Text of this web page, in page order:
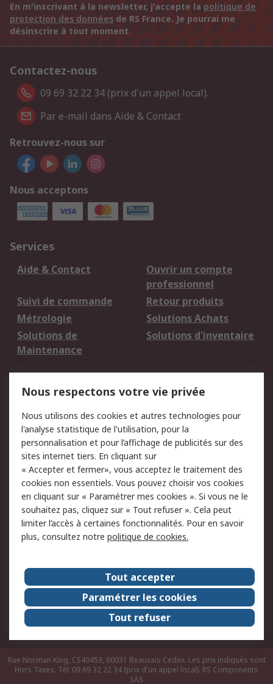
En m'inscrivant à la newsletter, j'accepte la politique de
protection des données de RS France. Je pourrai me
désinscrire à tout moment.
Contactez-nous
09 69 32 22 34 (prix d'un appel local).
Par e-mail dans Aide & Contact
Retrouvez-nous sur
Nous acceptons
Services
Aide & Contact
Ouvrir un compte
professionnel
Suivi de commande
Retour produits
Métrologie
Solutions Achats
Solutions de
Maintenance
Solutions d'inventaire
du site
Politique de protection
des données - Mise à
jour
Sécurité des E-mails
Conditions générales
de vente
Politique anti-
corruption
Campagnes marketing
A propos de RS
A propos de RS France
Evénements
Le groupe RS Group Plc
Presse
RS dans le monde
Démarche RSE
Nous rejoindre
RS Particuliers
Rue Norman King, CS40453, 60031 Beauvais Cedex. Les prix indiqués sont
Hors Taxes. Tél: 09 69 32 22 34 (prix d'un appel local). RS Components
SAS
Nous respectons votre vie privée
Nous utilisons des cookies et autres technologies pour
l'analyse statistique de l'utilisation, pour la
personnalisation et pour l’affichage de publicités sur des
sites internet tiers. En cliquant sur
« Accepter et fermer», vous acceptez le traitement des
cookies non essentiels. Vous pouvez choisir vos cookies
en cliquant sur « Paramétrer mes cookies ». Si vous ne le
souhaitez pas, cliquez sur « Tout refuser ». Cela peut
limiter l’accès à certaines fonctionnalités. Pour en savoir
plus, consultez notre politique de cookies.
Tout accepter
Paramétrer les cookies
Tout refuser